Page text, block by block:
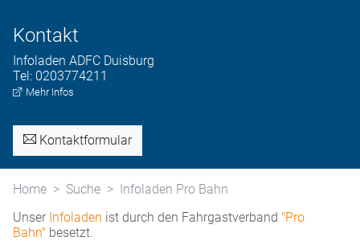
Kontakt
Infoladen ADFC Duisburg
Tel: 0203774211
Mehr Infos
Kontaktformular
Home Suche
Infoladen Pro Bahn
Unser Infoladen ist durch den Fahrgastverband "Pro
Bahn" besetzt.